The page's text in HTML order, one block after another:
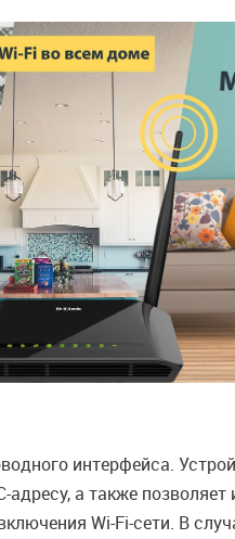
интерфейса.
а также позволяет
Wi-Fi-сети. В